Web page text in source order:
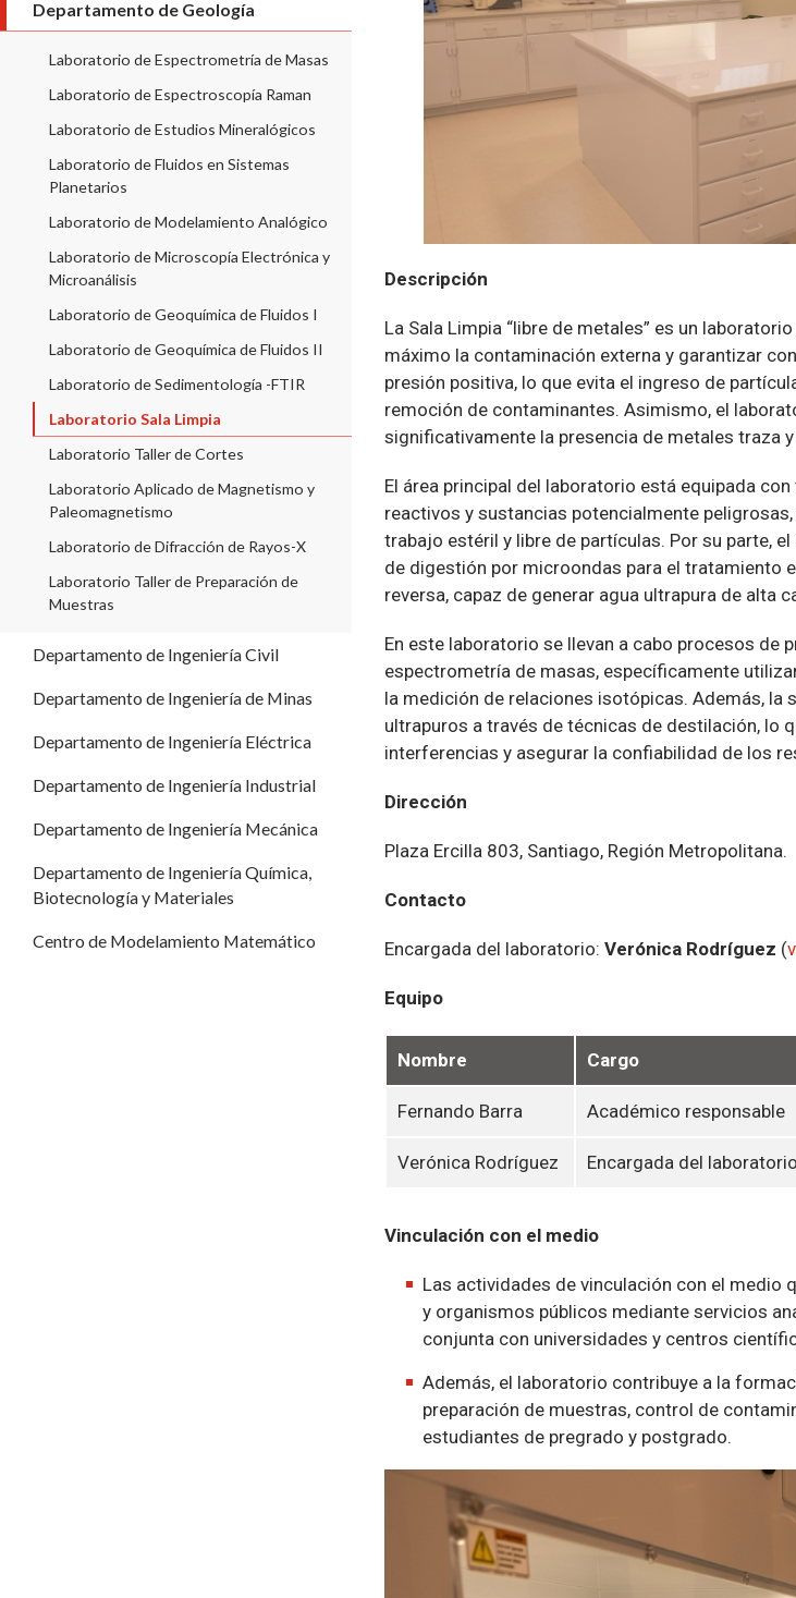
Departamento de Geología
Laboratorio de Espectrometría de Masas
Laboratorio de Espectroscopía Raman
Laboratorio de Estudios Mineralógicos
Laboratorio de Fluidos en Sistemas
Planetarios
Laboratorio de Modelamiento Analógico
Laboratorio de Microscopía Electrónica y
Microanálisis
Laboratorio de Geoquímica de Fluidos I
Laboratorio de Geoquímica de Fluidos II
Laboratorio de Sedimentología -FTIR
Laboratorio Sala Limpia
Laboratorio Taller de Cortes
Laboratorio Aplicado de Magnetismo y
Paleomagnetismo
Laboratorio de Difracción de Rayos-X
Laboratorio Taller de Preparación de
Muestras
Departamento de Ingeniería Civil
Departamento de Ingeniería de Minas
Departamento de Ingeniería Eléctrica
Departamento de Ingeniería Industrial
Departamento de Ingeniería Mecánica
Departamento de Ingeniería Química,
Biotecnología y Materiales
Centro de Modelamiento Matemático
Descripción
La Sala Limpia “libre de metales” es un
máximo la contaminación externa y garantizar
presión positiva, lo que evita el ingreso de
remoción de contaminantes. Asimismo, el
significativamente la presencia de metales traza
El área principal del laboratorio está equipada
reactivos y sustancias potencialmente
trabajo estéril y libre de partículas. Por su parte,
de digestión por microondas para el tratamiento
reversa, capaz de generar agua ultrapura de alta
En este laboratorio se llevan a cabo procesos
espectrometría de masas, específicamente
la medición de relaciones isotópicas. Además,
ultrapuros a través de técnicas de destilación, lo
interferencias y asegurar la confiabilidad de los
Dirección
Plaza Ercilla 803, Santiago, Región Metropolitana.
Contacto
Encargada del laboratorio: Verónica Rodríguez (
Equipo
Nombre Cargo
Fernando Barra Académico responsable
Verónica Rodríguez Encargada del laboratorio
Vinculación con el medio
Las actividades de vinculación con el medio
y organismos públicos mediante servicios
conjunta con universidades y centros
Además, el laboratorio contribuye a la
preparación de muestras, control de
estudiantes de pregrado y postgrado.